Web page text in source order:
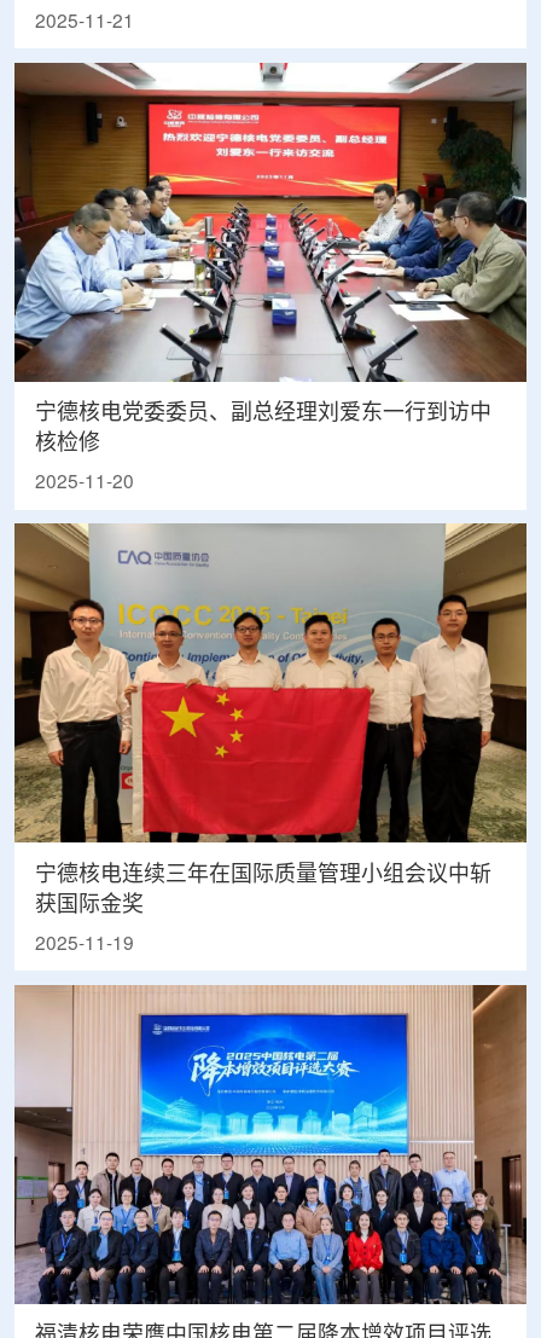
2025-11-21
宁德核电党委委员、副总经理刘爱东一行到访中
核检修
2025-11-20
宁德核电连续三年在国际质量管理小组会议中斩
获国际金奖
2025-11-19